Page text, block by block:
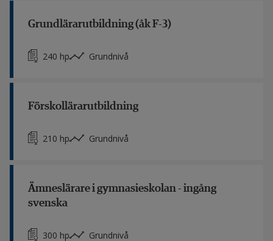
Grundlärarutbildning (åk F-3)
240 hp Grundnivå
Förskollärarutbildning
210 hp Grundnivå
Ämneslärare i gymnasieskolan - ingång
svenska
300 hp Grundnivå